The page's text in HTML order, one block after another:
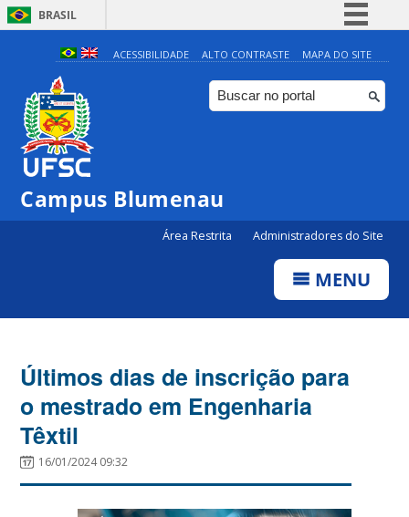
BRASIL
Simplifique!
Comunica BR
Participe
ACESSIBILIDADE ALTO CONTRASTE MAPA DO SITE
Campus Blumenau
Área Restrita Administradores do Site
MENU
Últimos dias de inscrição para
o mestrado em Engenharia
Têxtil
16/01/2024 09:32